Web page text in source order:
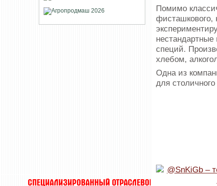
Помимо
фисташкового,
специй.
хлебом,
Одна из
для